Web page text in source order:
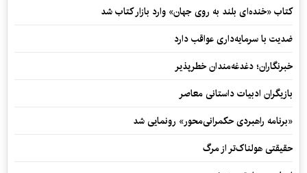
کتاب «خنده‌ای بلند به روی جهان» وارد بازار کتاب شد
ضدیت با سرمایه‌داری عواقب دارد
خبرنگاران؛ دغدغه‌مندان خطرپذیر
بازیگران ادبیات داستانی معاصر
«برنامه راهبردی حکمرانی‌محور» رونمایی شد
حقیقتی هولناک‌تر از مرگ